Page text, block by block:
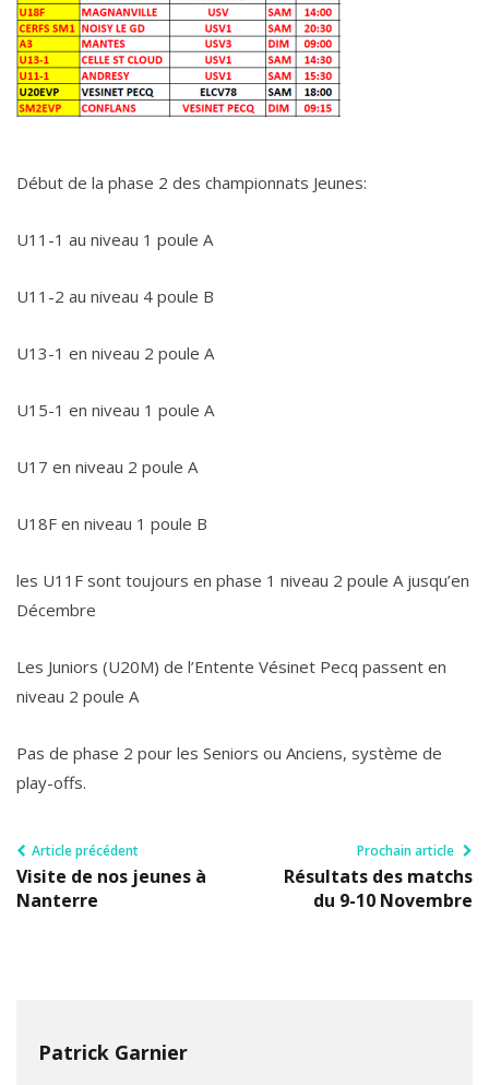
Début de la phase 2 des championnats Jeunes:
U11-1 au niveau 1 poule A
U11-2 au niveau 4 poule B
U13-1 en niveau 2 poule A
U15-1 en niveau 1 poule A
U17 en niveau 2 poule A
U18F en niveau 1 poule B
les U11F sont toujours en phase 1 niveau 2 poule A jusqu’en
Décembre
Les Juniors (U20M) de l’Entente Vésinet Pecq passent en
niveau 2 poule A
Pas de phase 2 pour les Seniors ou Anciens, système de
play-offs.
Article précédent
Visite de nos jeunes à
Nanterre
Prochain article
Résultats des matchs
du 9-10 Novembre
Patrick Garnier